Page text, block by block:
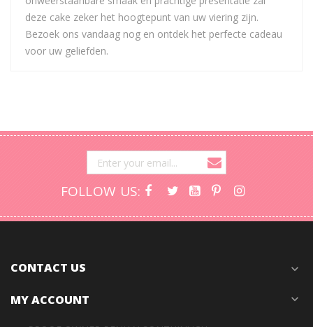
deze cake zeker het hoogtepunt van uw viering zijn.
Bezoek ons vandaag nog en ontdek het perfecte cadeau
voor uw geliefden.
FOLLOW US:
CONTACT US expand_more
MY ACCOUNT expand_more